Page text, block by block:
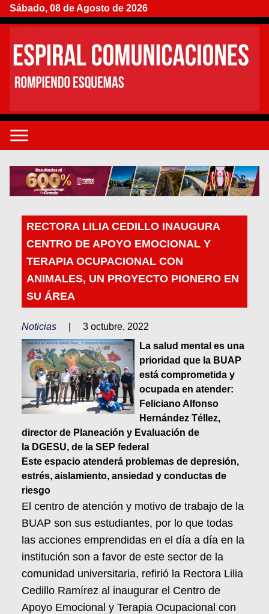
Sábado, 08 de Agosto de 2026
RECTORA LILIA CEDILLO INAUGURA
CENTRO DE APOYO EMOCIONAL Y
TERAPIA OCUPACIONAL CON
ANIMALES, UN PROYECTO PIONERO EN
SU ÁREA
Noticias
3 octubre, 2022
La salud mental es una
prioridad que la BUAP
está comprometida y
ocupada en atender:
Feliciano Alfonso
Hernández Téllez,
director de Planeación y Evaluación de
la DGESU, de la SEP federal
Este espacio atenderá problemas de depresión,
estrés, aislamiento, ansiedad y conductas de
riesgo
El centro de atención y motivo de trabajo de la
BUAP son sus estudiantes, por lo que todas
las acciones emprendidas en el día a día en la
institución son a favor de este sector de la
comunidad universitaria, refirió la Rectora Lilia
Cedillo Ramírez al inaugurar el Centro de
Apoyo Emocional y Terapia Ocupacional con